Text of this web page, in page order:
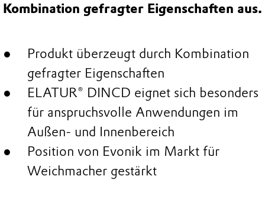
Kombination gefragter Eigenschaften aus.
Produkt überzeugt durch Kombination
gefragter Eigenschaften
ELATUR® DINCD eignet sich besonders
für anspruchsvolle Anwendungen im
Außen- und Innenbereich
Position von Evonik im Markt für
Weichmacher gestärkt